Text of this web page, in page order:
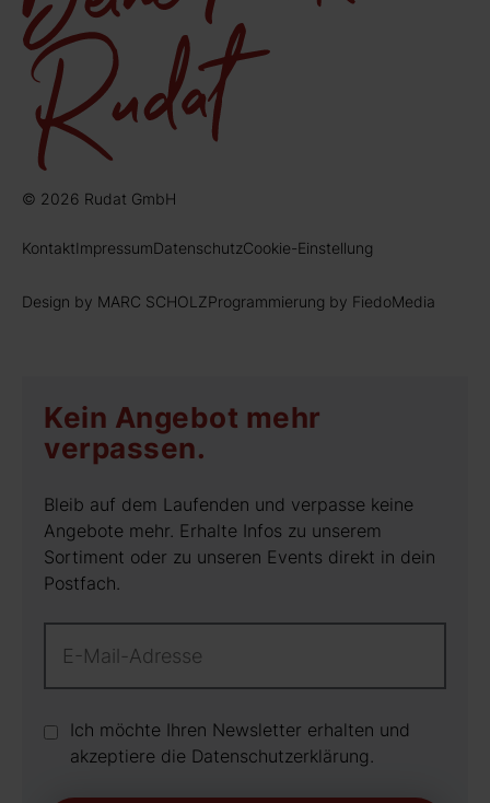
© 2026 Rudat GmbH
KontaktImpressumDatenschutzCookie-Einstellung
Design by MARC SCHOLZProgrammierung by FiedoMedia
Kein Angebot mehr
verpassen.
Bleib auf dem Laufenden und verpasse keine
Angebote mehr. Erhalte Infos zu unserem
Sortiment oder zu unseren Events direkt in dein
Postfach.
Ich möchte Ihren Newsletter erhalten und
akzeptiere die Datenschutz­erklärung.